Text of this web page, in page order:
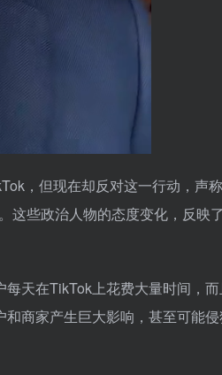
，但现在却反对这一行动，声
这些政治人物的态度变化，反映了
天在TikTok上花费大量时间，
商家产生巨大影响，甚至可能